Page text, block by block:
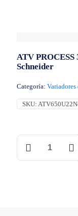
ATV
Schneider
Categoría:
SKU:
ATV
3F